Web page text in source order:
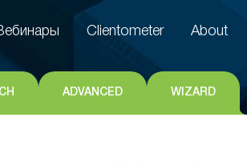
Clientometer
Clientometer About
ADVANCED WIZARD